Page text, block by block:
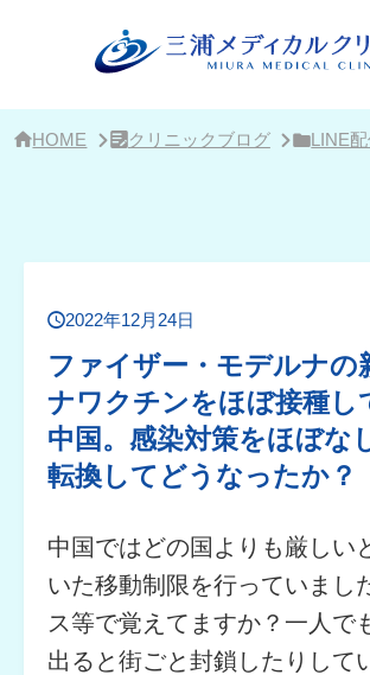
HOME クリニックブログ LINE
2022年12月24日
ファイザー・モデルナの
ナワクチンをほぼ接種し
中国。感染対策をほぼな
転換してどうなったか？
中国ではどの国よりも厳しい
いた移動制限を行っていまし
ス等で覚えてますか？一人で
出ると街ごと封鎖したりして